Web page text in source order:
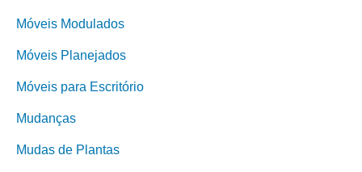
Móveis Modulados
Móveis Planejados
Móveis para Escritório
Mudanças
Mudas de Plantas